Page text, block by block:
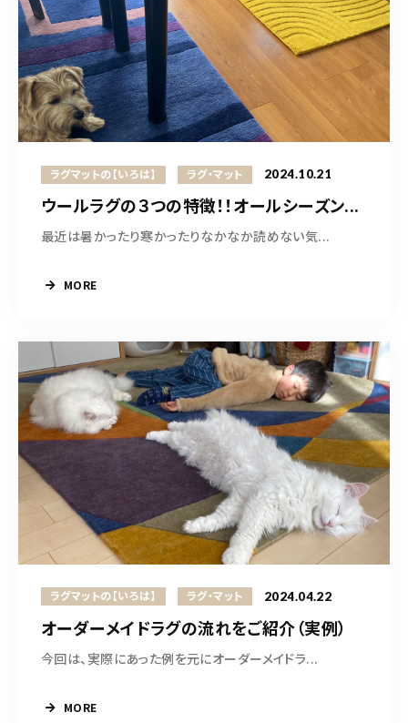
ラグマットの【いろは】 ラグ・マット 2024.10.21
ウールラグの３つの特徴！！オールシーズン...
最近は暑かったり寒かったりなかなか読めない気...
MORE
ラグマットの【いろは】 ラグ・マット 2024.04.22
オーダーメイドラグの流れをご紹介（実例）
今回は、実際にあった例を元にオーダーメイドラ...
MORE